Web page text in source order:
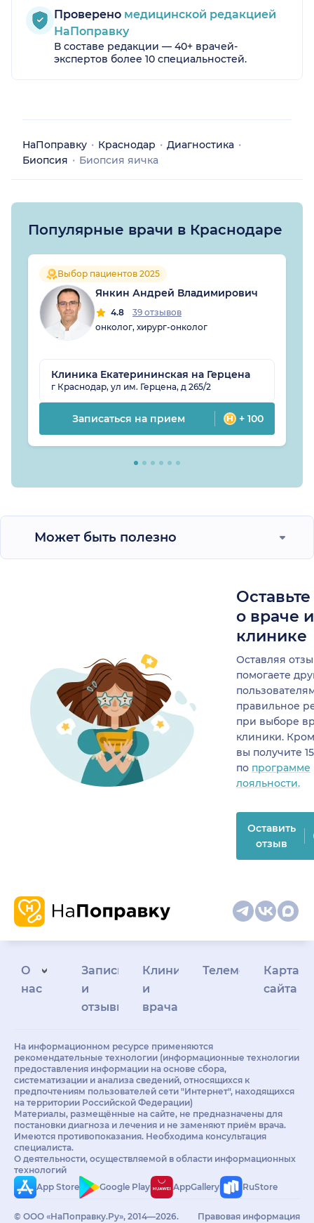
Проверено медицинской редакцией
НаПоправку
В составе редакции — 40+ врачей-
экспертов более 10 специальностей.
НаПоправку Краснодар
Диагностика
Биопсия
Биопсия яичка
Популярные врачи в Краснодаре
Выбор пациентов 2025
Янкин Андрей Владимирович
4.8
39 отзывов
онколог, хирург-онколог
Клиника Екатерининская на Герцена
г Краснодар, ул им. Герцена, д 265/2
Записаться на прием + 100
Может быть полезно
о враче
клинике
Оставляя
помогаете
правильное
при выборе
клиники.
вы получите
по программе
лояльности.
Оставить
отзыв
О
нас
Запись
и
отзывы
Клиникам
и
врачам
Телемедицина
Карта
сайта
На информационном ресурсе применяются
рекомендательные технологии (информационные технологии
предоставления информации на основе сбора,
систематизации и анализа сведений, относящихся к
предпочтениям пользователей сети "Интернет", находящихся
на территории Российской Федерации)
Материалы, размещённые на сайте, не предназначены для
постановки диагноза и лечения и не заменяют приём врача.
Имеются противопоказания. Необходима консультация
специалиста.
О деятельности, осуществляемой в области информационных
технологий
App Store
Google Play AppGallery RuStore
© ООО «НаПоправку.Ру», 2014—2026.
Правовая информация